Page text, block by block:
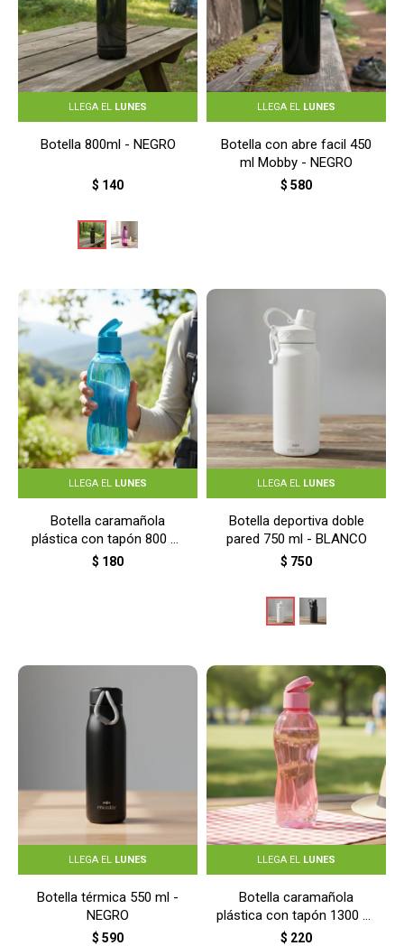
LLEGA EL LUNES
Botella 800ml - NEGRO
$ 140
LLEGA EL LUNES
Botella con abre facil 450
ml Mobby - NEGRO
$ 580
LLEGA EL LUNES
Botella caramañola
plástica con tapón 800 ml
- CELESTE
$ 180
LLEGA EL LUNES
Botella deportiva doble
pared 750 ml - BLANCO
$ 750
LLEGA EL LUNES
Botella térmica 550 ml -
NEGRO
$ 590
LLEGA EL LUNES
Botella caramañola
plástica con tapón 1300 ml
- ROSADO
$ 220